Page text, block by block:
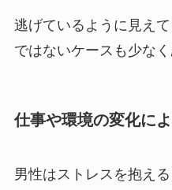
逃げているように見え
ではないケースも少なく
仕事や環境の変化に
男性はストレスを抱え